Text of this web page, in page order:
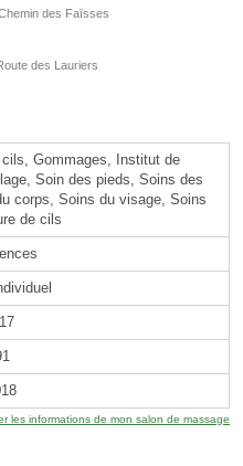
des Faïsses
des Lauriers
Gommages, Institut de
Soin des pieds, Soins des
corps, Soins du visage, Soins
de cils
les informations de mon salon de massage